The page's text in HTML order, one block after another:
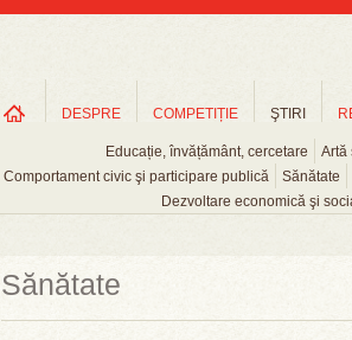
DESPRE COMPETIȚIE ŞTIRI
Educație, învățământ, cercetare Artă
Comportament civic şi participare publică
Sănătate
Dezvoltare economică şi
Sănătate